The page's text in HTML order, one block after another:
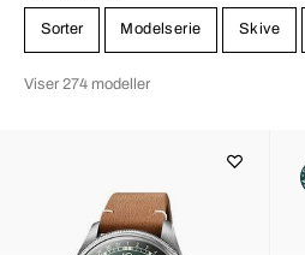
Sorter Modelserie Skive
Viser 274 modeller